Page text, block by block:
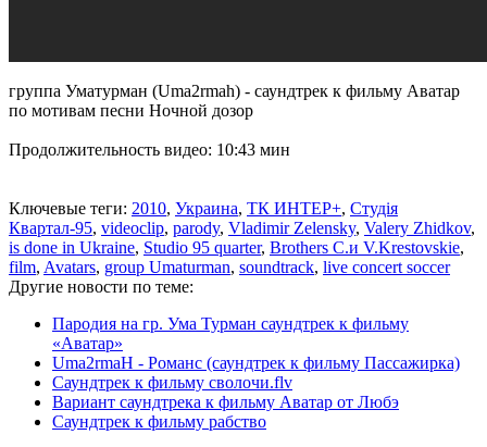
группа Уматурман (Uma2rmah) - саундтрек к фильму Аватар
по мотивам песни Ночной дозор
Продолжительность видео: 10:43 мин
Ключевые теги: 2010, Украина, ТК ИНТЕР+, Студія
Квартал-95, videoclip, parody, Vladimir Zelensky, Valery Zhidkov,
is done in Ukraine, Studio 95 quarter, Brothers С.и V.Krestovskie,
film, Avatars, group Umaturman, soundtrack, live concert soccer
Другие новости по теме:
Пародия на гр. Ума Турман саундтрек к фильму
«Аватар»
Uma2rmaH - Романс (саундтрек к фильму Пассажирка)
Саундтрек к фильму сволочи.flv
Вариант саундтрека к фильму Аватар от Любэ
Саундтрек к фильму рабство